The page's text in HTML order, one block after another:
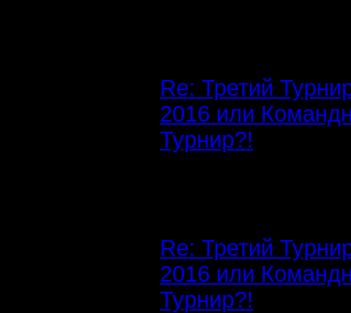
Re: Третий
2016 или
Турнир?!
Re: Третий
2016 или
Турнир?!